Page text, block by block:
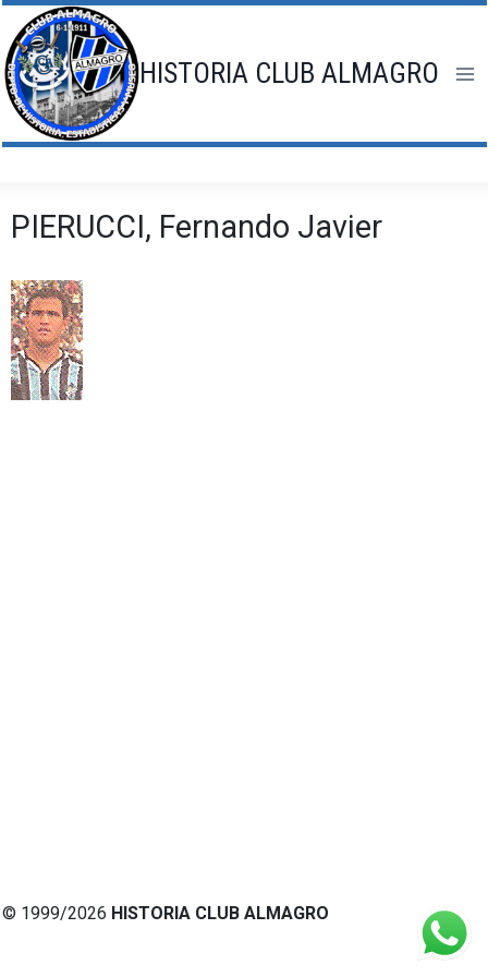
Saltar
al
contenido
HISTORIA CLUB ALMAGRO
PIERUCCI, Fernando Javier
© 1999/2026 HISTORIA CLUB ALMAGRO